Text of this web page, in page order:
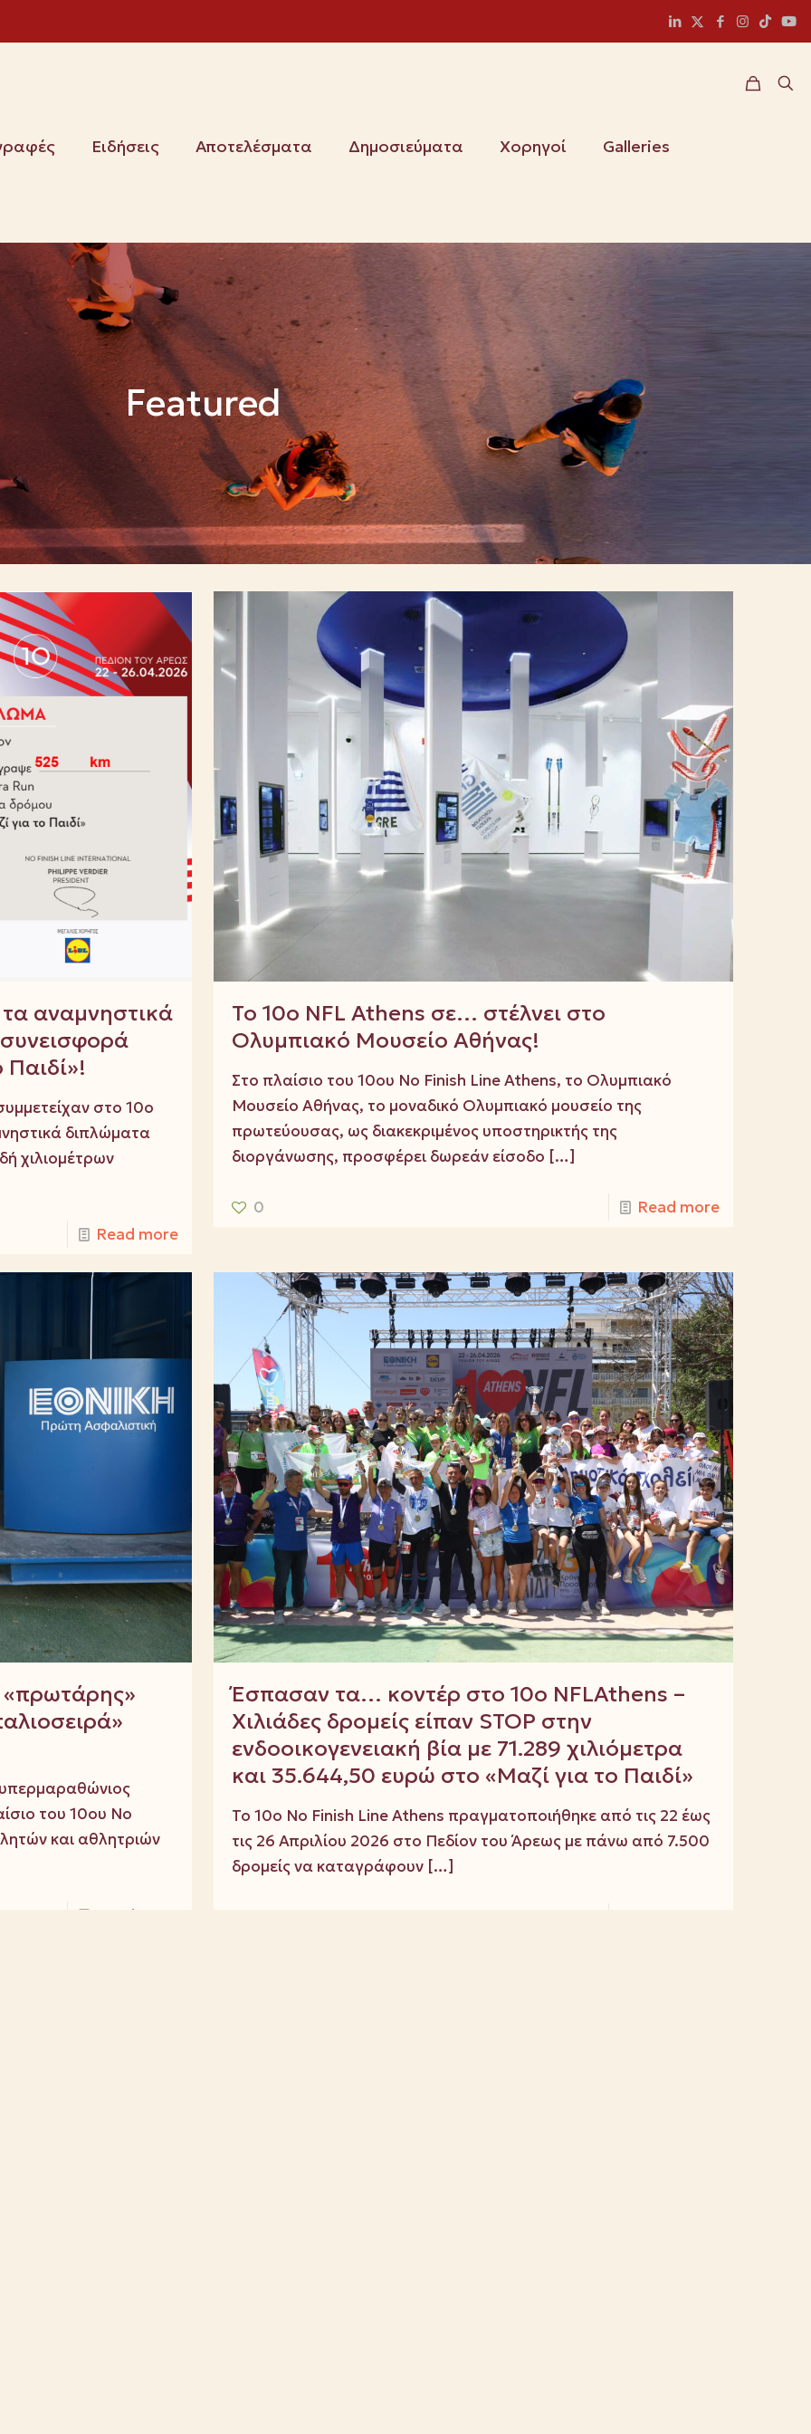
Ειδήσεις Αποτελέσματα Δημοσιεύματα Χορηγοί Galleries
Featured
αναμνηστικά
Παιδί»!
στο 10ο
διπλώματα
χιλιομέτρων
Read more
Το 10ο NFL Athens σε… στέλνει στο
Ολυμπιακό Μουσείο Αθήνας!
Στο πλαίσιο του 10ου No Finish Line Athens, το Ολυμπιακό
Μουσείο Αθήνας, το μοναδικό Ολυμπιακό μουσείο της
πρωτεύουσας, ως διακεκριμένος υποστηρικτής της
διοργάνωσης, προσφέρει δωρεάν είσοδο […]
0 Read more
«πρωτάρης»
του 10ου No
και αθλητριών
Read more
Έσπασαν τα… κοντέρ στο 10ο NFLAthens –
Χιλιάδες δρομείς είπαν STOP στην
ενδοοικογενειακή βία με 71.289 χιλιόμετρα
και 35.644,50 ευρώ στο «Μαζί για το Παιδί»
Το 10ο No Finish Line Athens πραγματοποιήθηκε από τις 22 έως
τις 26 Απριλίου 2026 στο Πεδίον του Άρεως με πάνω από 7.500
δρομείς να καταγράφουν[…]